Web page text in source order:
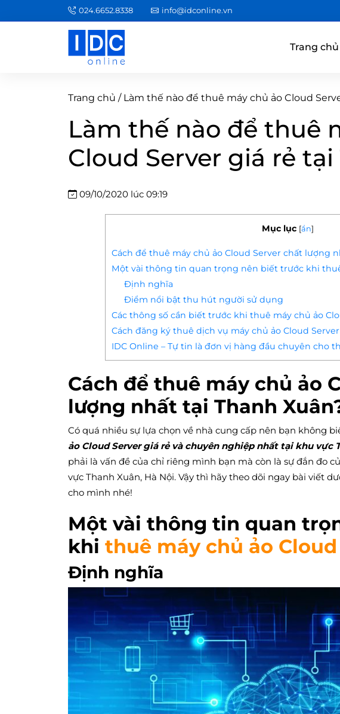
024.6652.8338 info@idconline.vn
Trang chủ
Trang chủ / Làm thế nào để thuê máy chủ ảo Cloud
Làm thế nào để thuê
Cloud Server giá rẻ
09/10/2020 lúc 09:19
Mục lục [ẩn]
Cách để thuê máy chủ ảo Cloud Server chất lượng
Một vài thông tin quan trọng nên biết trước khi
Định nghĩa
Điểm nổi bật thu hút người sử dụng
Các thông số cần biết trước khi thuê máy chủ ảo
Cách đăng ký thuê dịch vụ máy chủ ảo Cloud
IDC Online – Tự tin là đơn vị hàng đầu chuyên cho
Cách để thuê máy chủ ảo
lượng nhất tại Thanh
Có quá nhiều sự lựa chọn về nhà cung cấp nên bạn không
ảo Cloud Server giá rẻ và chuyên nghiệp nhất tại khu vực
phải là vấn đề của chỉ riêng mình bạn mà còn là sự đắn đo
vực Thanh Xuân, Hà Nội. Vậy thì hãy theo dõi ngay bài viết
cho mình nhé!
Một vài thông tin quan
khi thuê máy chủ ảo Cloud
Định nghĩa